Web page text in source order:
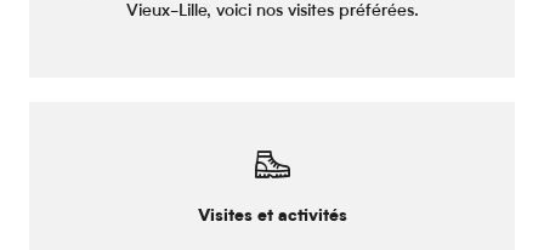
Vieux-Lille, voici nos visites préférées.
Visites et activités